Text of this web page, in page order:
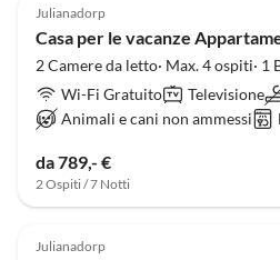
Julianadorp
Casa per le vacanze
2 Camere da letto· Max. 4 ospiti· 1
Wi-Fi Gratuito
Televisione
Animali e cani non ammessi
da 789,- €
2 Ospiti / 7 Notti
Julianadorp